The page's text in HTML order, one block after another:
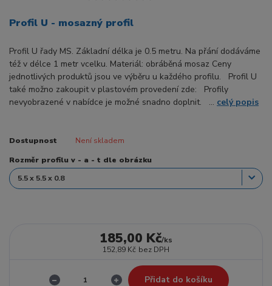
Profil U - mosazný profil
Profil U řady MS. Základní délka je 0.5 metru. Na přání dodáváme
též v délce 1 metr vcelku. Materiál: obráběná mosaz Ceny
jednotlivých produktů jsou ve výběru u každého profilu. Profil U
také možno zakoupit v plastovém provedení zde: Profily
nevyobrazené v nabídce je možné snadno doplnit. ... celý popis
Dostupnost Není skladem
Rozměr profilu v - a - t dle obrázku
185,00 Kč/ks
152,89 Kč bez DPH
Přidat do košíku